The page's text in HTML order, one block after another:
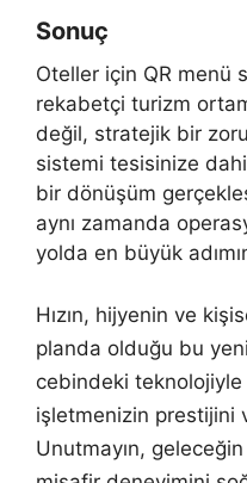
Sonuç
Oteller için QR menü
rekabetçi turizm
değil, stratejik bir
sistemi tesisinize
bir dönüşüm
aynı zamanda
yolda en büyük
Hızın, hijyenin ve
planda olduğu bu
cebindeki
işletmenizin prestijini
Unutmayın,